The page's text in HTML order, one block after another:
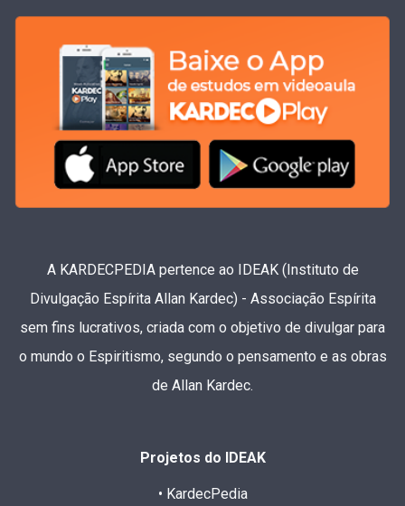
A KARDECPEDIA pertence ao IDEAK (Instituto de
Divulgação Espírita Allan Kardec) - Associação Espírita
sem fins lucrativos, criada com o objetivo de divulgar para
o mundo o Espiritismo, segundo o pensamento e as obras
de Allan Kardec.
Projetos do IDEAK
• KardecPedia